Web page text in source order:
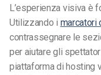
L’esperienza visiva è
Utilizzando i marcatori
contrassegnare le
per aiutare gli
piattaforma di hosting